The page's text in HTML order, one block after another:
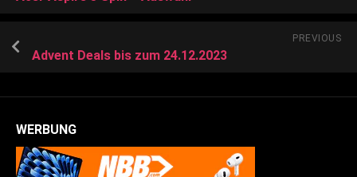
PREVIOUS
Advent Deals bis zum 24.12.2023
WERBUNG